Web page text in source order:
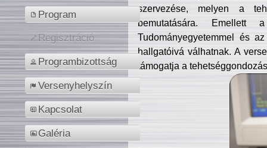
Program
Regisztráció
Programbizottság
Versenyhelyszín
Kapcsolat
Galéria
szervezése, melyen a
bemutatására. Emellett
Tudományegyetemmel és
hallgatóivá válhatnak. A
támogatja a